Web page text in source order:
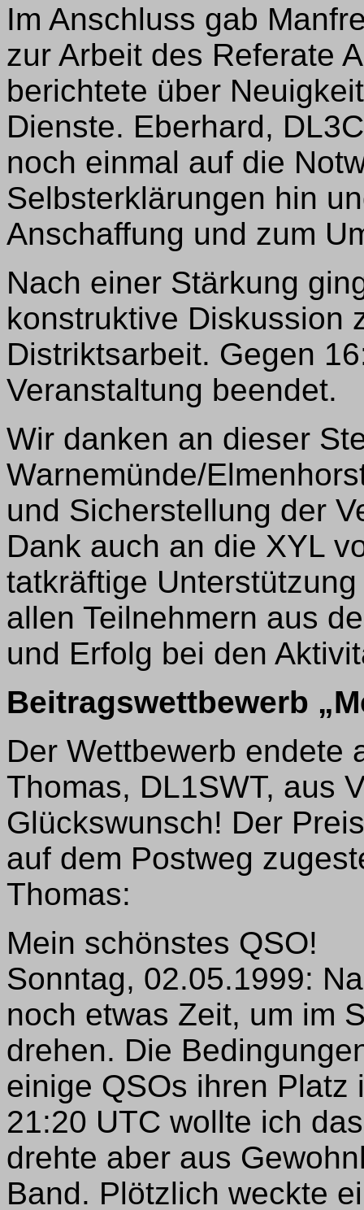
Im Anschluss gab
zur Arbeit des Referate
berichtete über
Dienste. Eberhard,
noch einmal auf die
Selbsterklärungen hin
Anschaffung und zum
Nach einer Stärkung
konstruktive Diskussion
Distriktsarbeit. Gegen
Veranstaltung beendet.
Wir danken an dieser
Warnemünde/
und Sicherstellung der
Dank auch an die XYL
tatkräftige
allen Teilnehmern aus
und Erfolg bei den
Beitragswettbewerb
Der Wettbewerb endete
Thomas, DL1SWT, aus
Glückswunsch! Der
auf dem Postweg
Thomas:
Mein schönstes QSO!
Sonntag, 02.05.1999:
noch etwas Zeit, um im
drehen. Die
einige QSOs ihren Platz
21:20 UTC wollte ich
drehte aber aus
Band. Plötzlich weckte